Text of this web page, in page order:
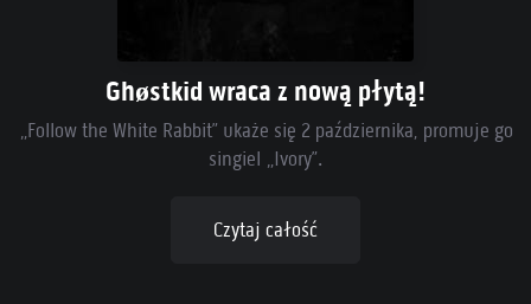
Ghøstkid wraca z nową płytą!
„Follow the White Rabbit” ukaże się 2 października, promuje go
singiel „Ivory”.
Czytaj całość